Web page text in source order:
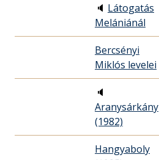
🔈 Látogatás
Melániánál
Bercsényi
Miklós levelei
🔈
Aranysárkány
(1982)
Hangyaboly